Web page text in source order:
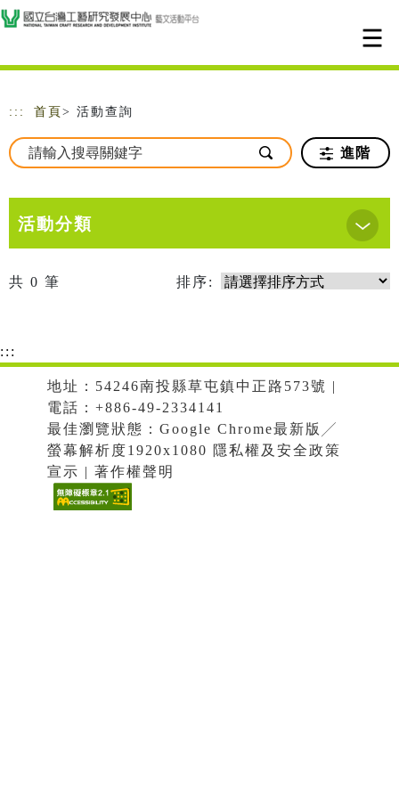
跳到主要內容
網站導覽
::: 首頁 > 活動查詢
進階
活動分類
共 0 筆 排序:
:::
地址：54246南投縣草屯鎮中正路573號 |
電話：+886-49-2334141
最佳瀏覽狀態：Google Chrome最新版╱
螢幕解析度1920x1080 隱私權及安全政策
宣示 | 著作權聲明